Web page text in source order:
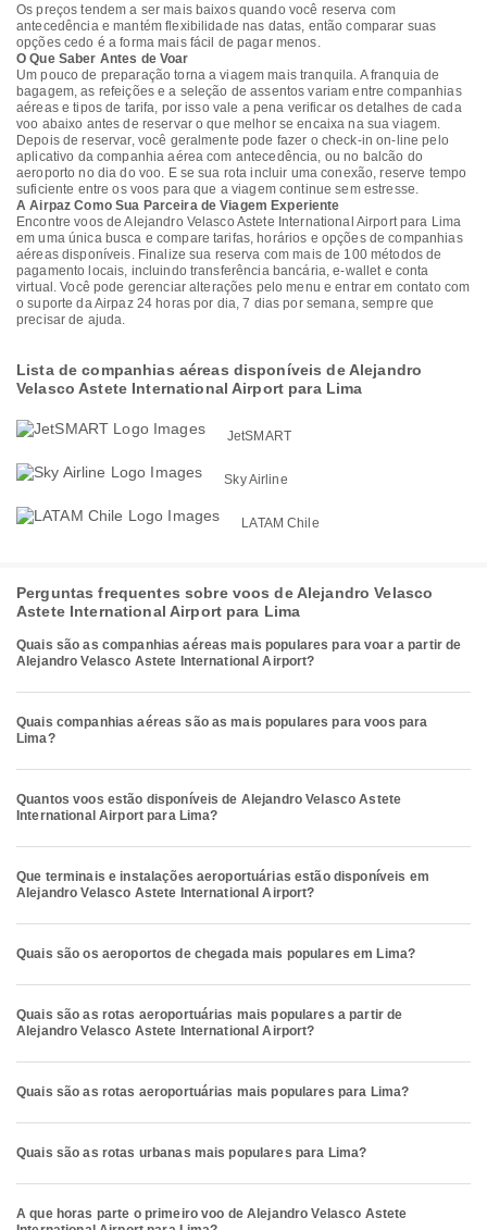
Os preços tendem a ser mais baixos quando você reserva com
antecedência e mantém flexibilidade nas datas, então comparar suas
opções cedo é a forma mais fácil de pagar menos.
O Que Saber Antes de Voar
Um pouco de preparação torna a viagem mais tranquila. A franquia de
bagagem, as refeições e a seleção de assentos variam entre companhias
aéreas e tipos de tarifa, por isso vale a pena verificar os detalhes de cada
voo abaixo antes de reservar o que melhor se encaixa na sua viagem.
Depois de reservar, você geralmente pode fazer o check-in on-line pelo
aplicativo da companhia aérea com antecedência, ou no balcão do
aeroporto no dia do voo. E se sua rota incluir uma conexão, reserve tempo
suficiente entre os voos para que a viagem continue sem estresse.
A Airpaz Como Sua Parceira de Viagem Experiente
Encontre voos de Alejandro Velasco Astete International Airport para Lima
em uma única busca e compare tarifas, horários e opções de companhias
aéreas disponíveis. Finalize sua reserva com mais de 100 métodos de
pagamento locais, incluindo transferência bancária, e-wallet e conta
virtual. Você pode gerenciar alterações pelo menu e entrar em contato com
o suporte da Airpaz 24 horas por dia, 7 dias por semana, sempre que
precisar de ajuda.
Lista de companhias aéreas disponíveis de Alejandro
Velasco Astete International Airport para Lima
JetSMART
Sky Airline
LATAM Chile
Perguntas frequentes sobre voos de Alejandro Velasco
Astete International Airport para Lima
Quais são as companhias aéreas mais populares para voar a partir de
Alejandro Velasco Astete International Airport?
Quais companhias aéreas são as mais populares para voos para
Lima?
Quantos voos estão disponíveis de Alejandro Velasco Astete
International Airport para Lima?
Que terminais e instalações aeroportuárias estão disponíveis em
Alejandro Velasco Astete International Airport?
Quais são os aeroportos de chegada mais populares em Lima?
Quais são as rotas aeroportuárias mais populares a partir de
Alejandro Velasco Astete International Airport?
Quais são as rotas aeroportuárias mais populares para Lima?
Quais são as rotas urbanas mais populares para Lima?
A que horas parte o primeiro voo de Alejandro Velasco Astete